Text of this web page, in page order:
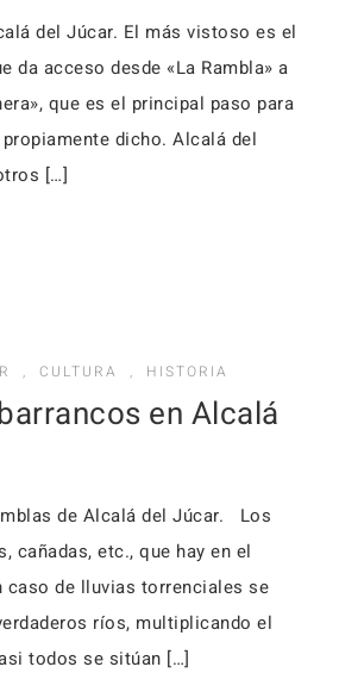
del Júcar. El más vistoso es el
da acceso desde «La Rambla» a
que es el principal paso para
dicho. Alcalá del
[…]
, CULTURA , HISTORIA
en Alcalá
de Alcalá del Júcar. Los
cañadas, etc., que hay en el
caso de lluvias to­rrenciales se
ríos, multiplicando el
todos se si­túan […]